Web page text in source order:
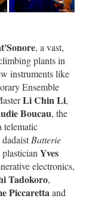
, a vast,
plants in
instruments like
Ensemble
Li Chin Li,
Boucau, the
telematic
Batterie
Yves
electronics,
Tadokoro,
Piccarettaand